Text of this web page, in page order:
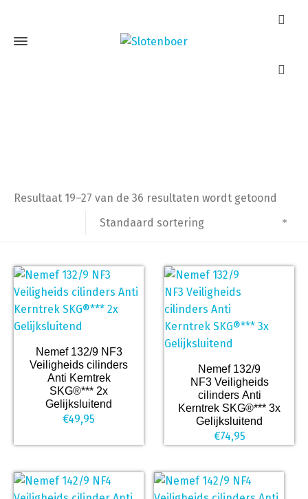
Resultaat 19–27 van de 36 resultaten wordt getoond
Standaard sortering
Nemef 132/9 NF3
Veiligheids cilinders
Anti Kerntrek
SKG®*** 2x
Gelijksluitend
€49,95
Nemef 132/9
NF3 Veiligheids
cilinders Anti
Kerntrek SKG®*** 3x
Gelijksluitend
€74,95